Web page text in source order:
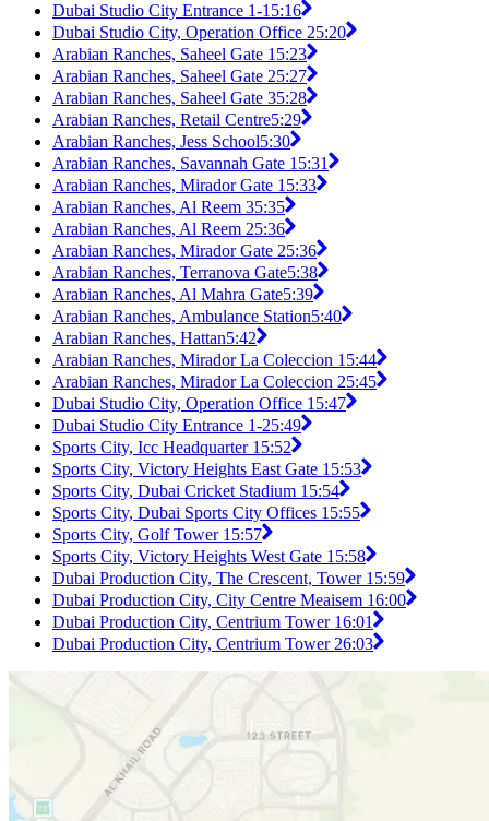
Dubai Studio City Entrance 1-1 5:16
Dubai Studio City, Operation Office 25:20
Arabian Ranches, Saheel Gate 1 5:23
Arabian Ranches, Saheel Gate 25:27
Arabian Ranches, Saheel Gate 35:28
Arabian Ranches, Retail Centre5:29
Arabian Ranches, Jess School5:30
Arabian Ranches, Savannah Gate 1 5:31
Arabian Ranches, Mirador Gate 1 5:33
Arabian Ranches, Al Reem 35:35
Arabian Ranches, Al Reem 25:36
Arabian Ranches, Mirador Gate 25:36
Arabian Ranches, Terranova Gate5:38
Arabian Ranches, Al Mahra Gate5:39
Arabian Ranches, Ambulance Station5:40
Arabian Ranches, Hattan5:42
Arabian Ranches, Mirador La Coleccion 1 5:44
Arabian Ranches, Mirador La Coleccion 25:45
Dubai Studio City, Operation Office 1 5:47
Dubai Studio City Entrance 1-25:49
Sports City, Icc Headquarter 1 5:52
Sports City, Victory Heights East Gate 1 5:53
Sports City, Dubai Cricket Stadium 1 5:54
Sports City, Dubai Sports City Offices 1 5:55
Sports City, Golf Tower 1 5:57
Sports City, Victory Heights West Gate 1 5:58
Dubai Production City, The Crescent, Tower 1 5:59
Dubai Production City, City Centre Meaisem 16:00
Dubai Production City, Centrium Tower 16:01
Dubai Production City, Centrium Tower 26:03